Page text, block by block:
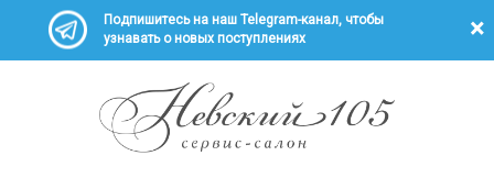
Подпишитесь на наш Telegram-канал, чтобы
узнавать о новых поступлениях